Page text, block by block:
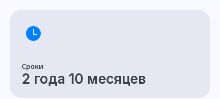
Сроки
2 года 10 месяцев